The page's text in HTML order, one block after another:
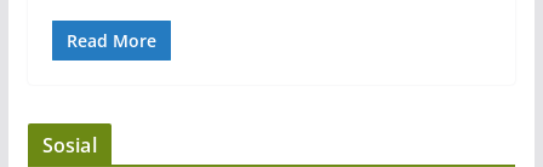
Read More
Sosial